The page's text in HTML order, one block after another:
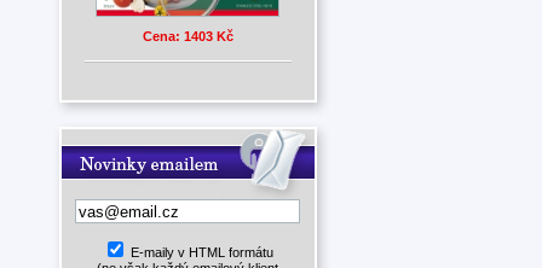
Cena: 1403 Kč
E-maily v HTML formátu